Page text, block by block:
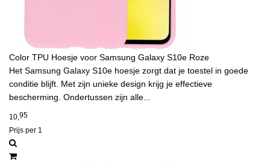
Color TPU Hoesje voor Samsung Galaxy S10e Roze
Het Samsung Galaxy S10e hoesje zorgt dat je toestel in goede
conditie blijft. Met zijn unieke design krijg je effectieve
bescherming. Ondertussen zijn alle...
10,95
Prijs per 1